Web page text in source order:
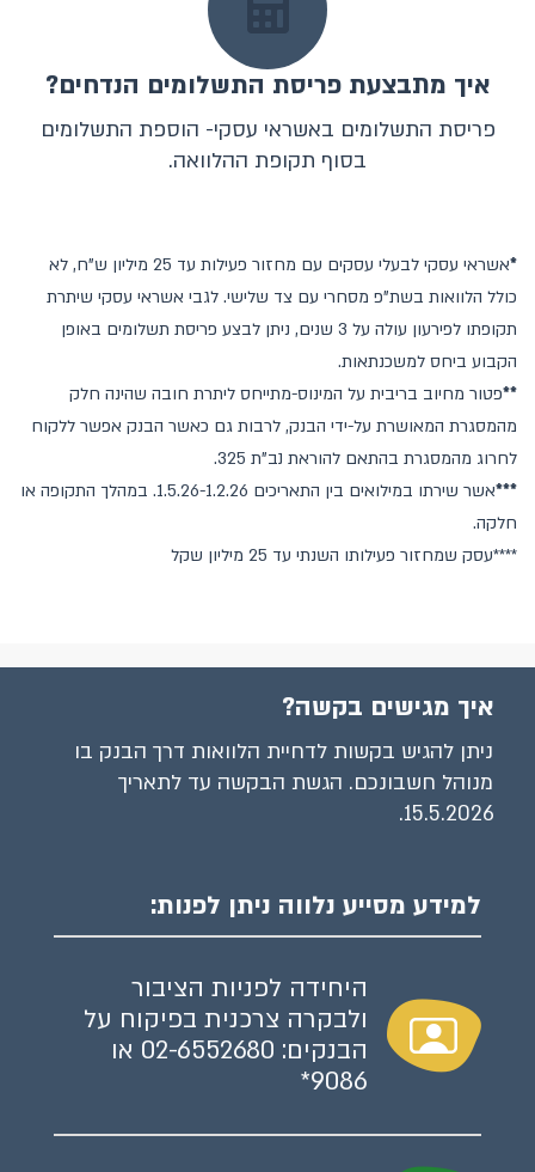
איך מתבצעת פריסת התשלומים הנדחים?
פריסת התשלומים באשראי עסקי- הוספת התשלומים
בסוף תקופת ההלוואה.
*
אשראי עסקי לבעלי עסקים עם מחזור פעילות עד 25 מיליון ש"ח, לא
כולל הלוואות בשת"פ מסחרי עם צד שלישי. לגבי אשראי עסקי שיתרת
תקופתו לפירעון עולה על 3 שנים, ניתן לבצע פריסת תשלומים באופן
הקבוע ביחס למשכנתאות.
**פטור מחיוב בריבית על המינוס-מתייחס ליתרת חובה שהינה חלק
מהמסגרת המאושרת על-ידי הבנק, לרבות גם כאשר הבנק אפשר ללקוח
לחרוג מהמסגרת בהתאם להוראת נב"ת 325.
***
אשר שירתו במילואים בין התאריכים 1.5.26-1.2.26. במהלך התקופה או
חלקה.
****עסק שמחזור פעילותו השנתי עד 25 מיליון שקל
איך מגישים בקשה?
ניתן להגיש בקשות לדחיית הלוואות דרך הבנק בו
מנוהל חשבונכם. הגשת הבקשה עד לתאריך
15.5.2026.
למידע מסייע נלווה ניתן לפנות:
היחידה לפניות הציבור
ולבקרה צרכנית בפיקוח על
הבנקים: 02-6552680 או
9086*